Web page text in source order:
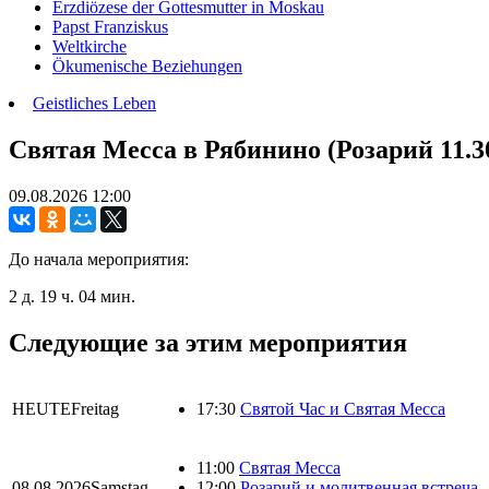
Erzdiözese der Gottesmutter in Moskau
Papst Franziskus
Weltkirche
Ökumenische Beziehungen
Geistliches Leben
Святая Месса в Рябинино (Розарий
09.08.2026 12:00
До начала мероприятия:
2 д. 19 ч. 04 мин.
Следующие за этим мероприятия
HEUTEFreitag 17:30 Святой Час и Святая Месса
11:00 Святая Месса